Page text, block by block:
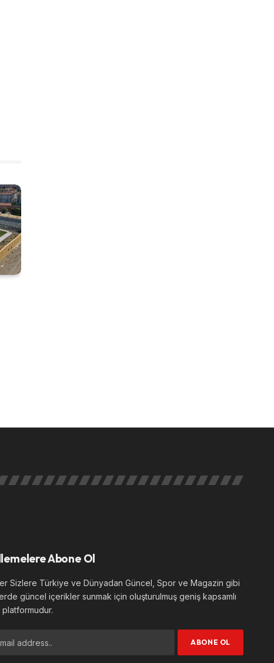
Abone Ol
Sizlere Türkiye ve Dünyadan Güncel, Spor ve Magazin gibi
güncel içerikler sunmak için oluşturulmuş geniş kapsamlı